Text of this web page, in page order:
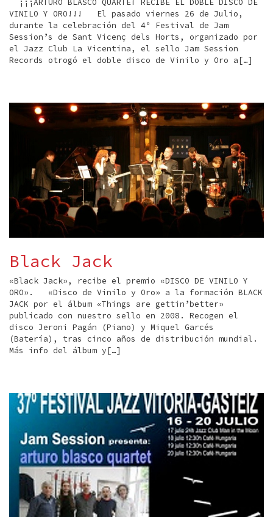
VINILO Y ORO!!! El pasado viernes 26 de Julio,
durante la celebración del 4º Festival de Jam
Session’s de Sant Vicenç dels Horts, organizado por
el Jazz Club La Vicentina, el sello Jam Session
Records otrogó el doble disco de Vinilo y Oro a[…]
Black Jack
«Black Jack», recibe el premio «DISCO DE VINILO Y
ORO». «Disco de Vinilo y Oro» a la formación BLACK
JACK por el álbum «Things are gettin’better»
publicado con nuestro sello en 2008. Recogen el
disco Jeroni Pagán (Piano) y Miquel Garcés
(Batería), tras cinco años de distribución mundial.
Más info del álbum y[…]